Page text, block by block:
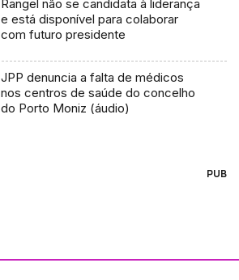
Rangel não se candidata à liderança
e está disponível para colaborar
com futuro presidente
JPP denuncia a falta de médicos
nos centros de saúde do concelho
do Porto Moniz (áudio)
PUB